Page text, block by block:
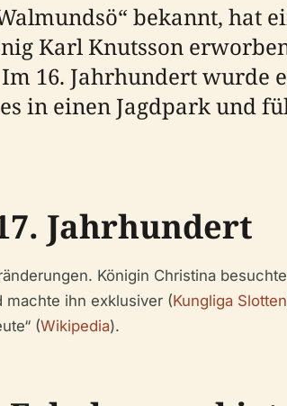
bekannt, hat
Karl Knutsson
16. Jahrhundert wurde
in einen Jagdpark und
Jahrhundert
Königin Christina
machte ihn exklusiver (Kungliga Slotten
(Wikipedia).